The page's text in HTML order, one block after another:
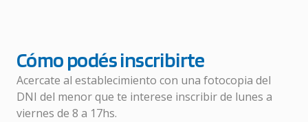
Cómo podés inscribirte
Acercate al establecimiento con una fotocopia del
DNI del menor que te interese inscribir de lunes a
viernes de 8 a 17hs.